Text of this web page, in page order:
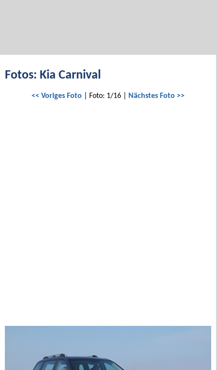
Fotos: Kia Carnival
<< Voriges Foto | Foto: 1/16 | Nächstes Foto >>